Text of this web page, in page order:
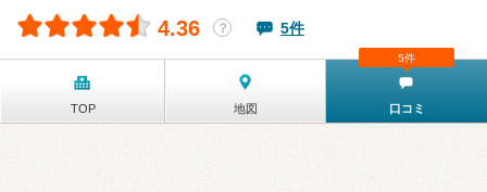
4.36 ？ 5件
TOP 地図 口コミ
5件